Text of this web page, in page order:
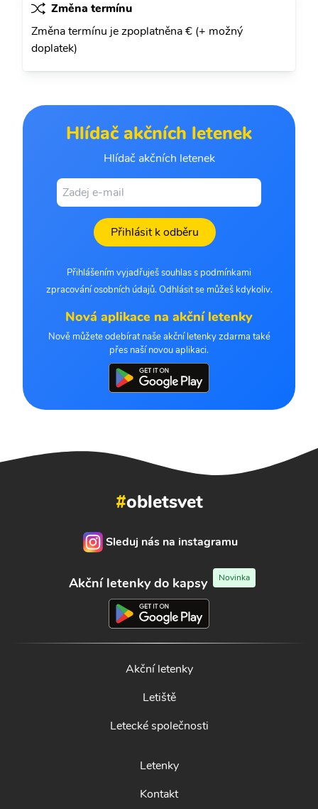
Změna termínu
Změna termínu je zpoplatněna € (+ možný
doplatek)
Hlídač akčních letenek
Hlídač akčních letenek
Přihlásit k odběru
Přihlášením vyjadřuješ souhlas s podmínkami
zpracování osobních údajů. Odhlásit se můžeš kdykoliv.
Nová aplikace na akční letenky
Nově můžete odebírat naše akční letenky zdarma také
přes naší novou aplikaci.
#obletsvet
Sleduj nás na instagramu
Akční letenky do kapsy Novinka
Akční letenky
Letiště
Letecké společnosti
Letenky
Kontakt